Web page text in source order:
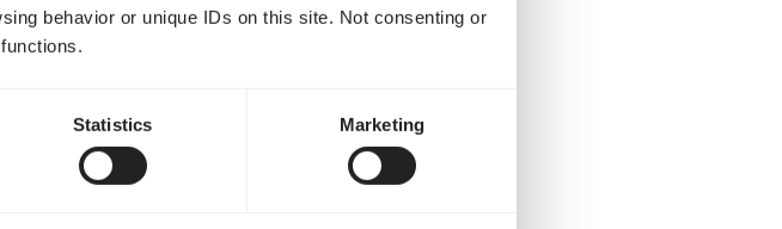
behavior or unique IDs on this site. Not consenting or
Statistics Marketing
Amazon MRS1 te laten vervoeren, volg deze
gratis account aan
- geheel vrijblijvend, geen